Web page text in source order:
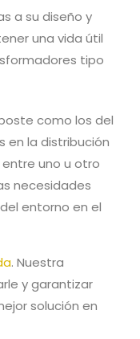
a su diseño y
una vida útil
tipo
como los del
en la distribución
uno u otro
necesidades
entorno en el
. Nuestra
y garantizar
solución en